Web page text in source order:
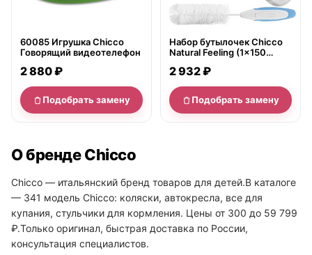
60085 Игрушка Chicco
Говорящий видеотелефон
2 880 ₽
Подобрать замену
Набор бутылочек Chicco
Natural Feeling (1x150
ёршик) арт. 310206013
2 932 ₽
Подобрать замену
О бренде Chicco
Chicco — итальянский бренд товаров для детей.В каталоге
— 341 модель Chicco: коляски, автокресла, все для
купания, стульчики для кормления. Цены от 300 до 59 799
₽.Только оригинал, быстрая доставка по России,
консультация специалистов.